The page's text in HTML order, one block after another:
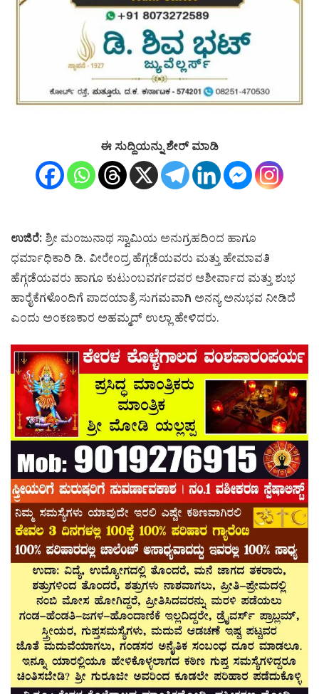
ಈ ಸುದ್ದಿಯನ್ನು ಶೇರ್ ಮಾಡಿ
ಉಜಿರೆ:ಶ್ರೀ ಮಂಜುನಾಥ ಸ್ವಾಮಿಯ ಅನುಗ್ರಹದಿಂದ ಹಾಗೂ
ಧರ್ಮಾಧಿಕಾರಿ ಡಿ. ವೀರೇಂದ್ರ ಹೆಗ್ಗಡೆಯವರು ಮತ್ತು ಹೇಮಾವತಿ
ಹೆಗ್ಗಡೆಯವರು ಹಾಗೂ ಕುಟುಂಬವರ್ಗದವರ ಆಶೀರ್ವಾದ ಮತ್ತು ಶುಭ
ಹಾರೈಕೆಗಳೊಂದಿಗೆ ಪಾದಯಾತ್ರೆ ಸುಗಮವಾಗಿ ಅನನ್ಯ ಅನುಭವ ನೀಡಿದೆ
ಎಂದು ಅಂಕಣಕಾರ ಅಹಮ್ಮದ್ ಉಲ್ಲಾ ಹೇಳಿದರು.